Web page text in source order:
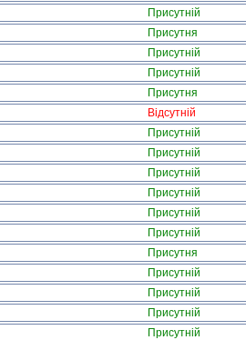
Присутній
Присутня
Присутній
Присутній
Присутня
Відсутній
Присутній
Присутній
Присутній
Присутній
Присутній
Присутній
Присутня
Присутній
Присутній
Присутній
Присутній